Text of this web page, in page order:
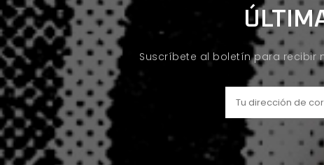
Suscríbete al boletín para recibir